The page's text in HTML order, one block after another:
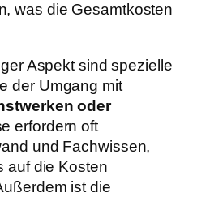
was die Gesamtkosten
Aspekt sind spezielle
der Umgang mit
oder
erfordern oft
und Fachwissen,
auf die Kosten
ist die